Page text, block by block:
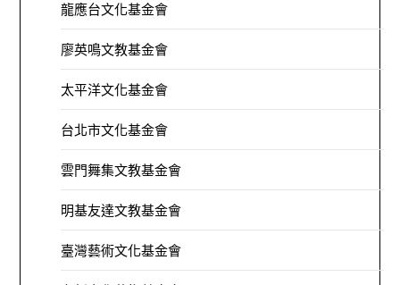
龍應台文化基金會
廖英鳴文教基金會
太平洋文化基金會
台北市文化基金會
雲門舞集文教基金會
明基友達文教基金會
臺灣藝術文化基金會